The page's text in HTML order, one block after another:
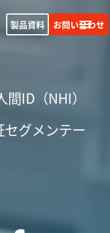
製品資料 お問い合わせ
ID（NHI）
グメンテー